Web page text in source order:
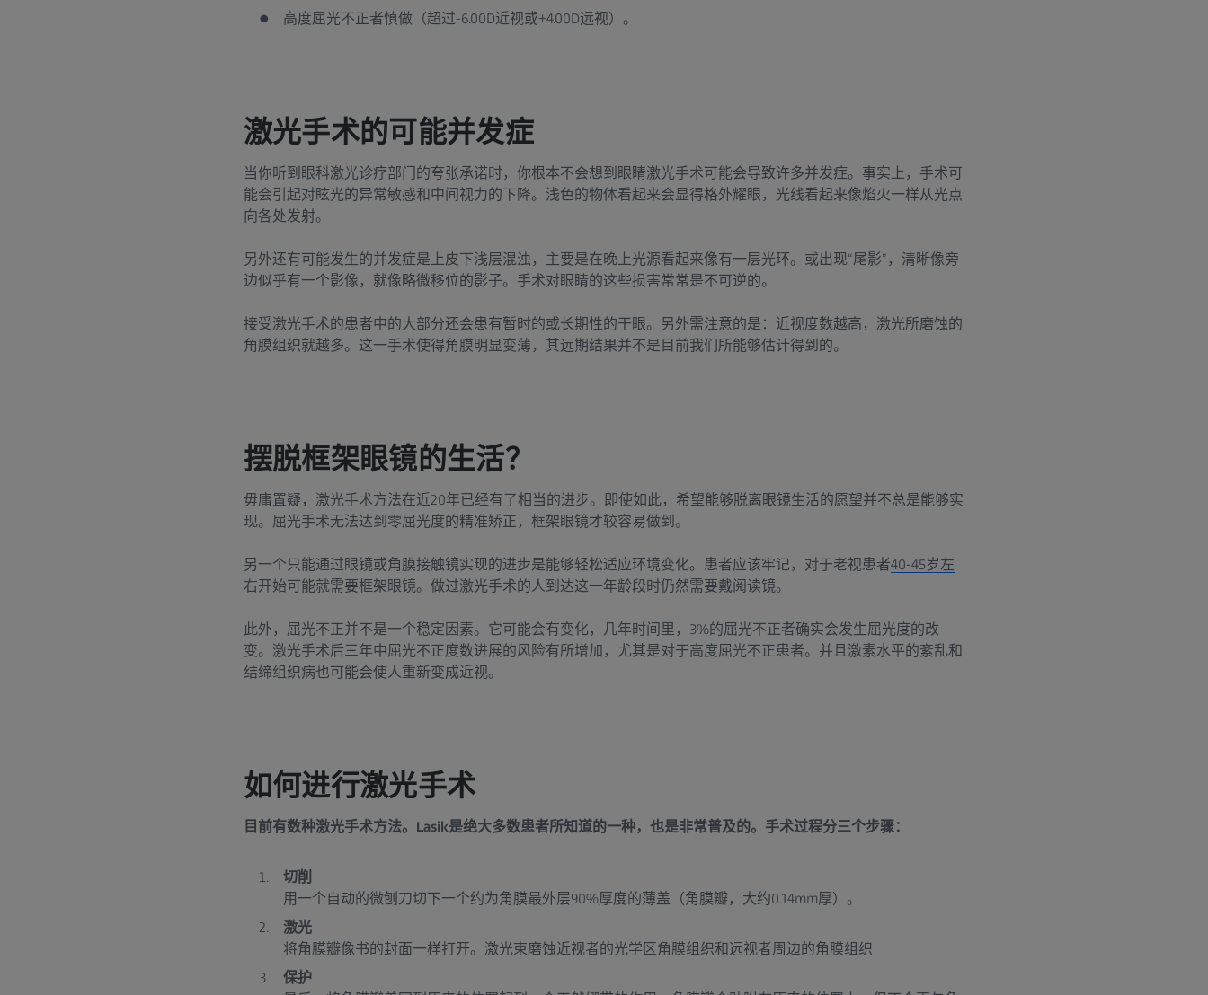
高度屈光不正者慎做（超过-6.00D近视或+4.00D远视）。
激光手术的可能并发症
当你听到眼科激光诊疗部门的夸张承诺时，你根本不会想到眼睛激光手术可能会导致许多并发症。事实上，手术可
能会引起对眩光的异常敏感和中间视力的下降。浅色的物体看起来会显得格外耀眼，光线看起来像焰火一样从光点
向各处发射。
另外还有可能发生的并发症是上皮下浅层混浊，主要是在晚上光源看起来像有一层光环。或出现“尾影”，清晰像旁
边似乎有一个影像，就像略微移位的影子。手术对眼睛的这些损害常常是不可逆的。
接受激光手术的患者中的大部分还会患有暂时的或长期性的干眼。另外需注意的是：近视度数越高，激光所磨蚀的
角膜组织就越多。这一手术使得角膜明显变薄，其远期结果并不是目前我们所能够估计得到的。
摆脱框架眼镜的生活？
毋庸置疑，激光手术方法在近20年已经有了相当的进步。即使如此，希望能够脱离眼镜生活的愿望并不总是能够实
现。屈光手术无法达到零屈光度的精准矫正，框架眼镜才较容易做到。
另一个只能通过眼镜或角膜接触镜实现的进步是能够轻松适应环境变化。患者应该牢记，对于老视患者40-45岁左
右开始可能就需要框架眼镜。做过激光手术的人到达这一年龄段时仍然需要戴阅读镜。
此外，屈光不正并不是一个稳定因素。它可能会有变化，几年时间里，3%的屈光不正者确实会发生屈光度的改
变。激光手术后三年中屈光不正度数进展的风险有所增加，尤其是对于高度屈光不正患者。并且激素水平的紊乱和
结缔组织病也可能会使人重新变成近视。
如何进行激光手术
目前有数种激光手术方法。Lasik是绝大多数患者所知道的一种，也是非常普及的。手术过程分三个步骤：
切削
用一个自动的微刨刀切下一个约为角膜最外层90%厚度的薄盖（角膜瓣，大约0.14mm厚）。
激光
将角膜瓣像书的封面一样打开。激光束磨蚀近视者的光学区角膜组织和远视者周边的角膜组织
保护